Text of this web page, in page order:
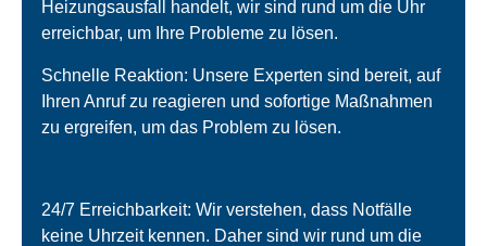
Heizungsausfall handelt, wir sind rund um die Uhr
erreichbar, um Ihre Probleme zu lösen.
Schnelle Reaktion: Unsere Experten sind bereit, auf
Ihren Anruf zu reagieren und sofortige Maßnahmen
zu ergreifen, um das Problem zu lösen.
24/7 Erreichbarkeit: Wir verstehen, dass Notfälle
keine Uhrzeit kennen. Daher sind wir rund um die